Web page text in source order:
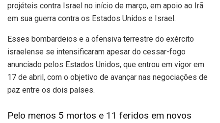
projéteis contra Israel no início de março, em apoio ao Irã
em sua guerra contra os Estados Unidos e Israel.
Esses bombardeios e a ofensiva terrestre do exército
israelense se intensificaram apesar do cessar-fogo
anunciado pelos Estados Unidos, que entrou em vigor em
17 de abril, com o objetivo de avançar nas negociações de
paz entre os dois países.
Pelo menos 5 mortos e 11 feridos em novos